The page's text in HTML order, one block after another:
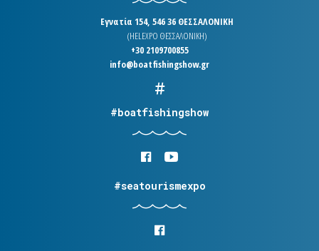
Εγνατία 154, 546 36 ΘΕΣΣΑΛΟΝΙΚΗ
(HELEXPO ΘΕΣΣΑΛΟΝΙΚΗ)
+30 2109700855
info@boatfishingshow.gr
#boatfishingshow
#seatourismexpo